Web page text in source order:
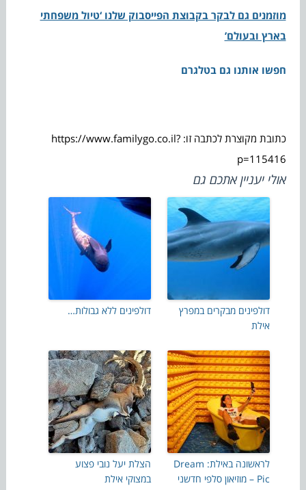
מוזמנים גם לבקר בקבוצת הפייסבוק שלנו ‘טיול משפחתי
בארץ ובעולם’
חפשו אותנו גם בטלגרם
כתובת מקוצרת לכתבה זו: https://www.familygo.co.il?
p=115416
אולי יעניין אתכם גם
דולפינים מבקרים במפרץ
אילת
דולפינים ללא גבולות…
לראשונה באילת: Dream
Pic – מוזיאון סלפי חדשני
הצלת יעל נובי פצוע
במצוקי אילת